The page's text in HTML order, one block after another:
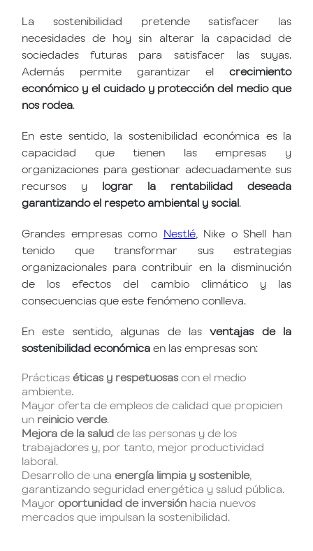
La sostenibilidad pretendesatisfacer las
necesidades de hoy sin alterar la capacidad de
sociedades futuras para satisfacer las suyas.
Además permite garantizar el crecimiento
económico y el cuidado y protección del medio que
nos rodea.
En este sentido, la sostenibilidad económica es la
capacidad que tienen las empresas y
organizaciones para gestionar adecuadamente sus
recursos y lograr la rentabilidad deseada
garantizando el respeto ambiental y social.
Grandes empresas como Nestlé, Nike o Shell han
tenido que transformar sus estrategias
organizacionales para contribuir en la disminución
de los efectos del cambio climático y las
consecuencias que este fenómeno conlleva.
En este sentido, algunas de lasventajas de la
sostenibilidad económica en las empresas son:
Prácticas éticas y respetuosascon el medio
ambiente.
Mayor oferta de empleos de calidad que propicien
un reinicio verde.
Mejora de la salud de las personas y de los
trabajadores y, por tanto, mejor productividad
laboral.
Desarrollo de una energía limpia y sostenible,
garantizando seguridad energética y salud pública.
Mayor oportunidad de inversión hacia nuevos
mercados que impulsan la sostenibilidad.